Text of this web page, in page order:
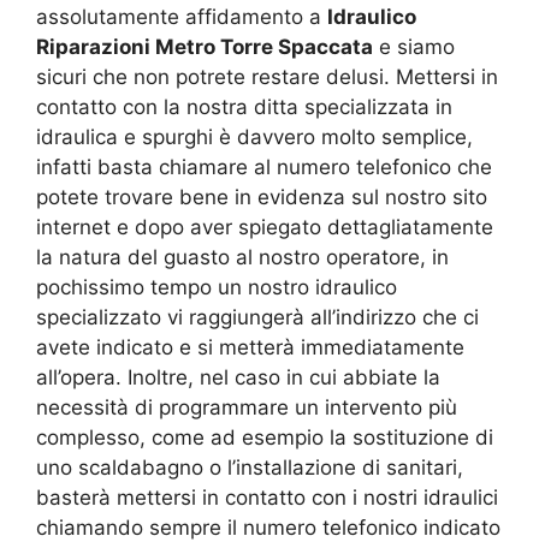
assolutamente affidamento a Idraulico
Riparazioni Metro Torre Spaccata e siamo
sicuri che non potrete restare delusi. Mettersi in
contatto con la nostra ditta specializzata in
idraulica e spurghi è davvero molto semplice,
infatti basta chiamare al numero telefonico che
potete trovare bene in evidenza sul nostro sito
internet e dopo aver spiegato dettagliatamente
la natura del guasto al nostro operatore, in
pochissimo tempo un nostro idraulico
specializzato vi raggiungerà all’indirizzo che ci
avete indicato e si metterà immediatamente
all’opera. Inoltre, nel caso in cui abbiate la
necessità di programmare un intervento più
complesso, come ad esempio la sostituzione di
uno scaldabagno o l’installazione di sanitari,
basterà mettersi in contatto con i nostri idraulici
chiamando sempre il numero telefonico indicato